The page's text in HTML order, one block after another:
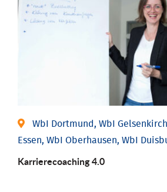
WbI Dortmund, WbI
Essen, WbI Oberhausen, WbI
Karriere­coaching 4.0